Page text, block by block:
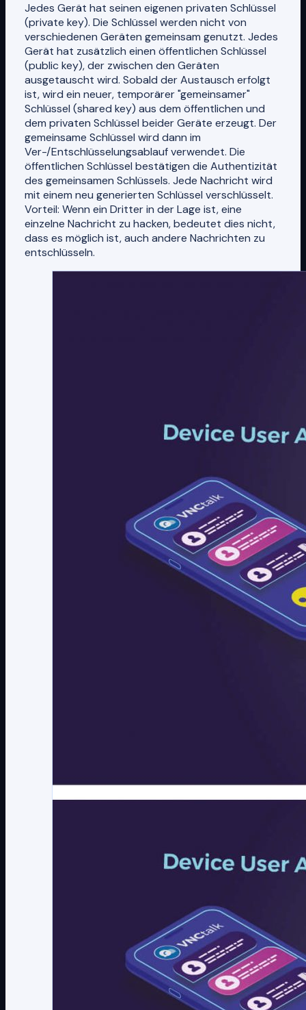
Jedes Gerät hat seinen eigenen privaten Schlüssel
(private key). Die Schlüssel werden nicht von
verschiedenen Geräten gemeinsam genutzt. Jedes
Gerät hat zusätzlich einen öffentlichen Schlüssel
(public key), der zwischen den Geräten
ausgetauscht wird. Sobald der Austausch erfolgt
ist, wird ein neuer, temporärer "gemeinsamer"
Schlüssel (shared key) aus dem öffentlichen und
dem privaten Schlüssel beider Geräte erzeugt. Der
gemeinsame Schlüssel wird dann im
Ver-/Entschlüsselungsablauf verwendet. Die
öffentlichen Schlüssel bestätigen die Authentizität
des gemeinsamen Schlüssels. Jede Nachricht wird
mit einem neu generierten Schlüssel verschlüsselt.
Vorteil: Wenn ein Dritter in der Lage ist, eine
einzelne Nachricht zu hacken, bedeutet dies nicht,
dass es möglich ist, auch andere Nachrichten zu
entschlüsseln.